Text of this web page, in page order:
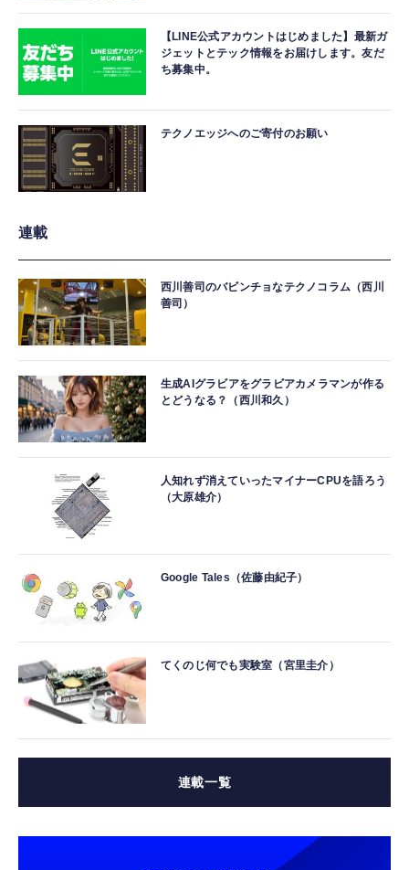
【LINE公式アカウントはじめました】最新ガ
ジェットとテック情報をお届けします。友だ
ち募集中。
テクノエッジへのご寄付のお願い
連載
西川善司のバビンチョなテクノコラム（西川
善司）
生成AIグラビアをグラビアカメラマンが作る
とどうなる？（西川和久）
人知れず消えていったマイナーCPUを語ろう
（大原雄介）
Google Tales（佐藤由紀子）
てくのじ何でも実験室（宮里圭介）
連載一覧